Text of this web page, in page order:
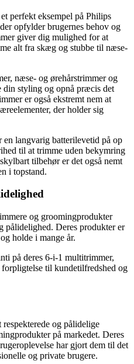
perfekt eksempel på Philips
opfylder brugernes behov og
giver dig mulighed for at
alt fra skæg og stubbe til næse-
næse- og ørehårstrimmer og
din styling og opnå præcis det
er også ekstremt nem at
der holder sig
langvarig batterilevetid på op
til at trimme uden bekymring
tilbehør er det også nemt
i topstand.
og groomingprodukter
pålidelighed. Deres produkter er
holde i mange år.
på deres 6-i-1 multitrimmer,
til kundetilfredshed og
og pålidelige
på markedet. Deres
har gjort dem til det
og private brugere.